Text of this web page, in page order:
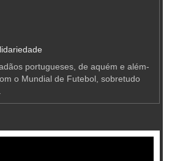
portugueses, de aquém e além-
o Mundial de Futebol, sobretudo